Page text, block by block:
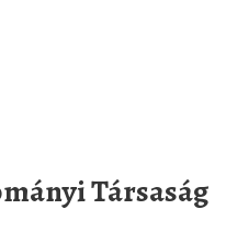
Társaság